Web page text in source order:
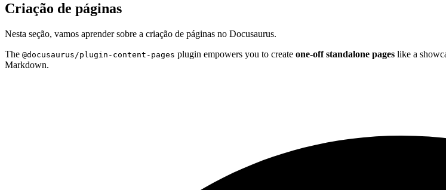
Criação de páginas
Nesta seção, vamos aprender sobre a criação de páginas no Docusaurus.
The @docusaurus/plugin-content-pages plugin empowers you to create one-off standalone pages like a
Markdown.